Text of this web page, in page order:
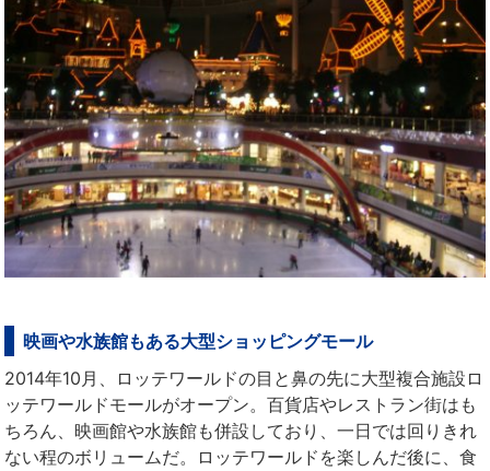
映画や水族館もある大型ショッピングモール
2014年10月、ロッテワールドの目と鼻の先に大型複合施設ロ
ッテワールドモールがオープン。百貨店やレストラン街はも
ちろん、映画館や水族館も併設しており、一日では回りきれ
ない程のボリュームだ。ロッテワールドを楽しんだ後に、食